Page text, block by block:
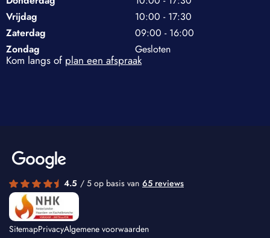
Vrijdag
10:00 - 17:30
Zaterdag
09:00 - 16:00
Zondag
Gesloten
Kom langs of plan een afspraak
4.5 / 5 op basis van 65 reviews
SitemapPrivacyAlgemene voorwaarden